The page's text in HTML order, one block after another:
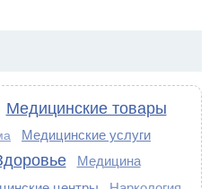
Медицинские товары
Медицинские услуги
Медицина